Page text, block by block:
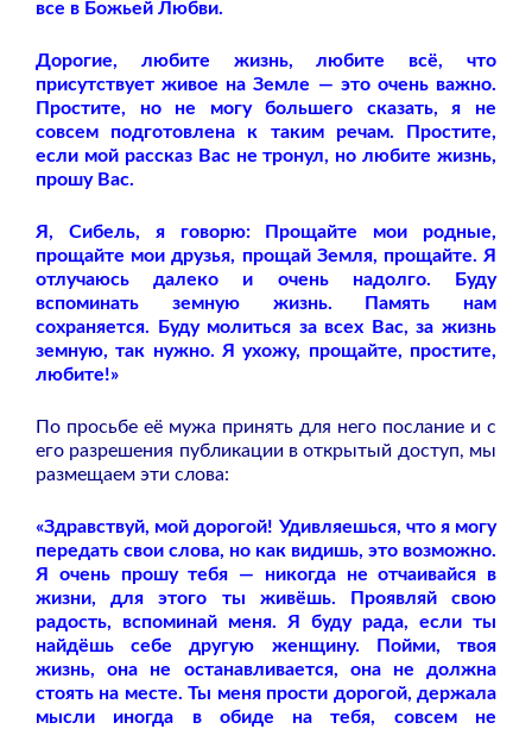
все в Божьей Любви.
Дорогие, любите жизнь, любите всё, что
присутствует живое на Земле — это очень важно.
Простите, но не могу большего сказать, я не
совсем подготовлена к таким речам. Простите,
если мой рассказ Вас не тронул, но любите жизнь,
прошу Вас.
Я, Сибель, я говорю: Прощайте мои родные,
прощайте мои друзья, прощай Земля, прощайте. Я
отлучаюсь далеко и очень надолго. Буду
вспоминать земную жизнь. Память нам
сохраняется. Буду молиться за всех Вас, за жизнь
земную, так нужно. Я ухожу, прощайте, простите,
любите!»
По просьбе её мужа принять для него послание и с
его разрешения публикации в открытый доступ, мы
размещаем эти слова:
«Здравствуй, мой дорогой! Удивляешься, что я могу
передать свои слова, но как видишь, это возможно.
Я очень прошу тебя — никогда не отчаивайся в
жизни, для этого ты живёшь. Проявляй свою
радость, вспоминай меня. Я буду рада, если ты
найдёшь себе другую женщину. Пойми, твоя
жизнь, она не останавливается, она не должна
стоять на месте. Ты меня прости дорогой, держала
мысли иногда в обиде на тебя, совсем не